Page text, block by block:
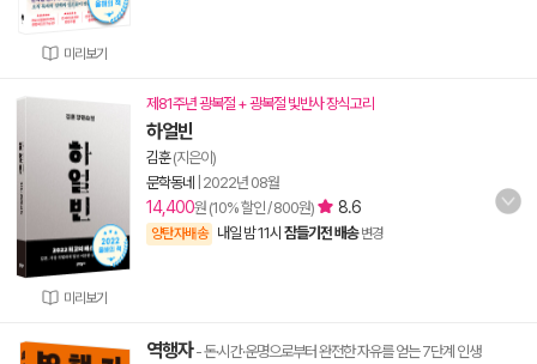
미리보기
미리보기
제81주년 광복절 + 광복절 빛반사 장식고리
하얼빈
김훈(지은이)
문학동네
2022년 08월
14,400원 (10% 할인 / 800원) 8.6
양탄자배송 내일 밤 11시 잠들기전 배송 변경
역행자- 돈·시간·운명으로부터 완전한 자유를 얻는 7단계 인생